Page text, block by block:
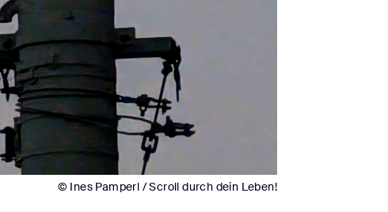
© Ines Pamperl / Scroll durch dein Leben!